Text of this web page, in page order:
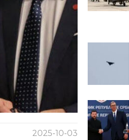
2025-10-03